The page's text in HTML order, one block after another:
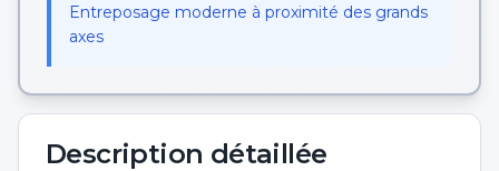
Entreposage moderne à proximité des grands
axes
Description détaillée